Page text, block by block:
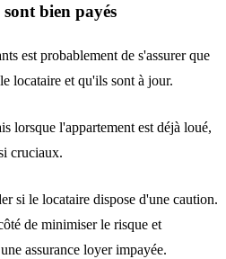
bien payés
est probablement de s'assurer que
locataire et qu'ils sont à jour.
lorsque l'appartement est déjà loué,
cruciaux.
si le locataire dispose d'une caution.
de minimiser le risque et
assurance loyer impayée.